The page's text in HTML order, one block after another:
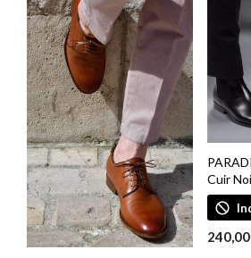
Cuir
240,00